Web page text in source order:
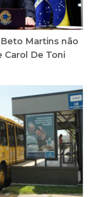
Martins não
Carol De Toni